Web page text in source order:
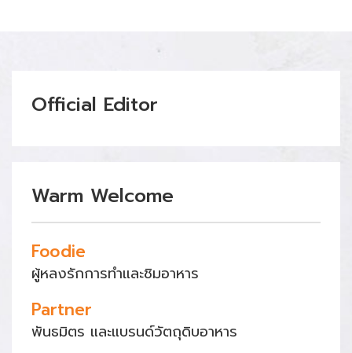
Official Editor
Warm Welcome
Foodie
ผู้หลงรักการทำและชิมอาหาร
Partner
พันธมิตร และแบรนด์วัตถุดิบอาหาร